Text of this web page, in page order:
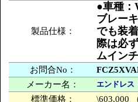
製品仕様：
●車種：
ブレー
でも装
際は必
ムイン
お問合No：
メーカー名：
エンドレス
標準価格：
\603,000